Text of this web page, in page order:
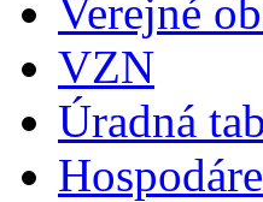
Verejné
VZN
Úradná